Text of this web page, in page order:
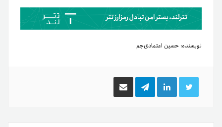
نویسنده: حسین اعتمادی‌جم
توییتر لینکدینتلگرام اشتراک
گذاری
ایمیل